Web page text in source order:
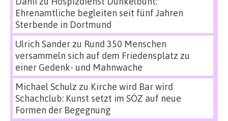
Ehrenamtliche begleiten seit fünf Jahren
Sterbende in Dortmund
Ulrich Sanderzu Rund 350 Menschen
versammeln sich auf dem Friedensplatz zu
einer Gedenk- und Mahnwache
Michael Schulz zu Kirche wird Bar wird
Schachclub: Kunst setzt im SÖZ auf neue
Formen der Begegnung